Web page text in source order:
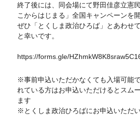
終了後には、同会場にて野田佳彦立憲
こからはじまる」全国キャンペーンを
ぜひ「とくしま政治ひろば」とあわせ
と幸いです。
https://forms.gle/
※事前申込いただかなくても入場可能
れている方はお申込いただけるとスム
ます
※とくしま政治ひろばにお申込いただ